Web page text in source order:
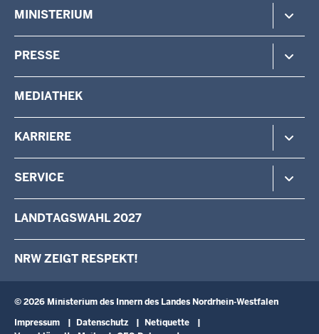
Gefahrenabwehr
Verfassungsschutz
Beteiligung
Verwaltung
Vermessung
MINISTERIUM
Staatssekretärin
Aufgaben & Organisation
Behörden & Einrichtungen
PRESSE
Pressefotos
Pressekontakt
MEDIATHEK
KARRIERE
Das IM als Arbeitgeber
Karriere als Volljurist/Volljuristin
Ausbildung
Fortbildung
Landesqualifizierung für arbeitslose Menschen mit Behinderung
SERVICE
Schreiben an den Minister
Anfahrt
Newsletter
Broschüren
Schulbesuche
LANDTAGSWAHL 2027
NRW ZEIGT RESPEKT!
© 2026 Ministerium des Innern des Landes Nordrhein-Westfalen
Fußzeile
Impressum Datenschutz
Netiquette